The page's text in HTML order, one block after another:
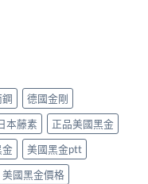
鋼
德國金剛
本藤素
正品美國黑金
金
美國黑金ptt
美國黑金價格